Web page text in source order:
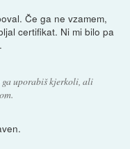
Če ga ne vzamem,
certifikat. Ni mi bilo pa
uporabiš kjerkoli, ali